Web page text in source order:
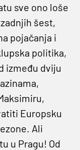
sve ono loše
šest,
pojačanja i
politika,
između dviju
Europsku
Ali
u Pragu! Od